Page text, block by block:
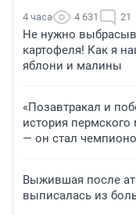
4 часа 4 631 21
Не нужно
картофеля! Как я
яблони и малины
«Позавтракал и
история
— он стал
Выжившая после
выписалась из